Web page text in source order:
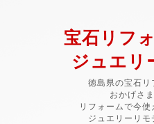
宝石リフ
ジュエリ
徳島県の宝石リ
おかげさ
リフォームで今使
ジュエリーリモ